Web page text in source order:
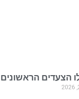
הצעדים הראשונים